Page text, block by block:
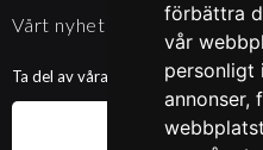
förbättra
vår
personligt
annonser,
Vårt nyhetsbrev
Ta del av våra nyheter och